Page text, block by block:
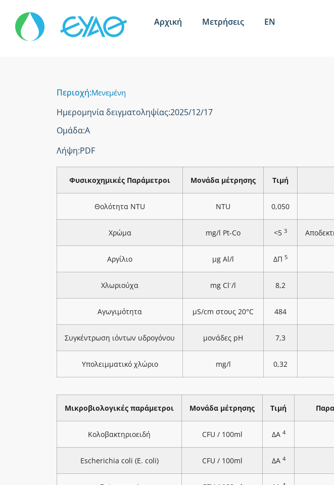
Αρχική Μετρήσεις EN
Περιοχή:Μενεμένη
Ημερομηνία δειγματοληψίας:2025/12/17
Ομάδα:Α
Λήψη:PDF
Φυσικοχημικές Παράμετροι Μονάδα μέτρησης Τιμή
Θολότητα NTU NTU 0,050
Χρώμα mg/l Pt-Co <5 3
Αργίλιο μg Al/l ΔΠ 5
Χλωριούχα mg Cl-/l 8,2
Αγωγιμότητα μS/cm στους 20°C 484
Συγκέντρωση ιόντων υδρογόνου μονάδες pH 7,3
Υπολειμματικό χλώριο mg/l 0,32
Μικροβιολογικές παράμετροι Μονάδα μέτρησης Τιμή
Κολοβακτηριοειδή CFU / 100ml ΔΑ 4
Escherichia coli (E. coli) CFU / 100ml ΔΑ 4